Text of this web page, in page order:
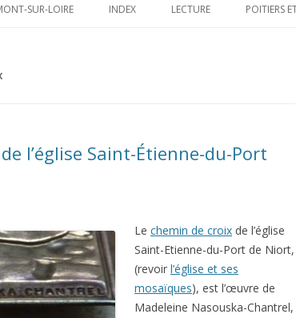
au
SUR-LOIRE INDEX LECTURE POITIERS
l’église Saint-Étienne-du-Port
Le chemin de croix de l’église
Saint-Etienne-du-Port de Niort,
(revoir l’église et ses
mosaïques), est l’œuvre de
Madeleine Nasouska-Chantrel,